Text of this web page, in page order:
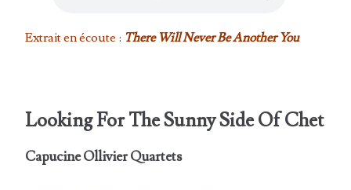
Extrait en écoute : There Will Never Be Another You
Looking For The Sunny Side Of Chet
Capucine Ollivier Quartets